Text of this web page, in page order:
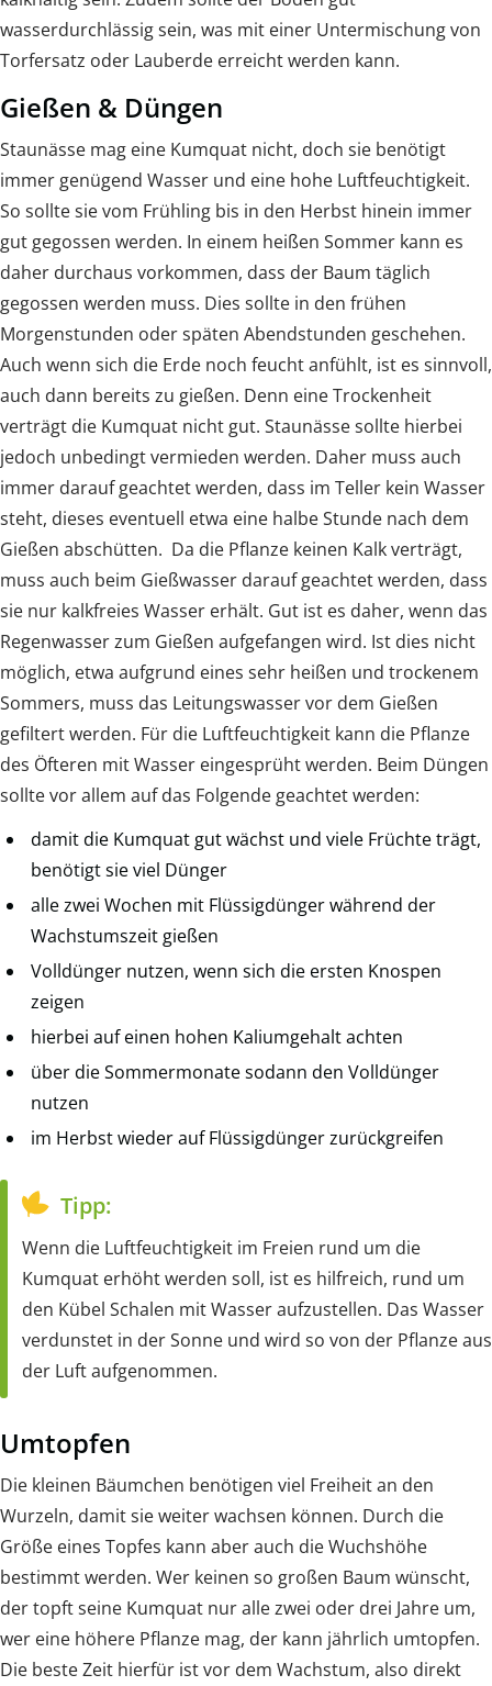
wasserdurchlässig sein, was mit einer Untermischung von
Torfersatz oder Lauberde erreicht werden kann.
Gießen & Düngen
Staunässe mag eine Kumquat nicht, doch sie benötigt
immer genügend Wasser und eine hohe Luftfeuchtigkeit.
So sollte sie vom Frühling bis in den Herbst hinein immer
gut gegossen werden. In einem heißen Sommer kann es
daher durchaus vorkommen, dass der Baum täglich
gegossen werden muss. Dies sollte in den frühen
Morgenstunden oder späten Abendstunden geschehen.
Auch wenn sich die Erde noch feucht anfühlt, ist es sinnvoll,
auch dann bereits zu gießen. Denn eine Trockenheit
verträgt die Kumquat nicht gut. Staunässe sollte hierbei
jedoch unbedingt vermieden werden. Daher muss auch
immer darauf geachtet werden, dass im Teller kein Wasser
steht, dieses eventuell etwa eine halbe Stunde nach dem
Gießen abschütten. Da die Pflanze keinen Kalk verträgt,
muss auch beim Gießwasser darauf geachtet werden, dass
sie nur kalkfreies Wasser erhält. Gut ist es daher, wenn das
Regenwasser zum Gießen aufgefangen wird. Ist dies nicht
möglich, etwa aufgrund eines sehr heißen und trockenem
Sommers, muss das Leitungswasser vor dem Gießen
gefiltert werden. Für die Luftfeuchtigkeit kann die Pflanze
des Öfteren mit Wasser eingesprüht werden. Beim Düngen
sollte vor allem auf das Folgende geachtet werden:
damit die Kumquat gut wächst und viele Früchte trägt,
benötigt sie viel Dünger
alle zwei Wochen mit Flüssigdünger während der
Wachstumszeit gießen
Volldünger nutzen, wenn sich die ersten Knospen
zeigen
hierbei auf einen hohen Kaliumgehalt achten
über die Sommermonate sodann den Volldünger
nutzen
im Herbst wieder auf Flüssigdünger zurückgreifen
Tipp:
Wenn die Luftfeuchtigkeit im Freien rund um die
Kumquat erhöht werden soll, ist es hilfreich, rund um
den Kübel Schalen mit Wasser aufzustellen. Das Wasser
verdunstet in der Sonne und wird so von der Pflanze aus
der Luft aufgenommen.
Umtopfen
Die kleinen Bäumchen benötigen viel Freiheit an den
Wurzeln, damit sie weiter wachsen können. Durch die
Größe eines Topfes kann aber auch die Wuchshöhe
bestimmt werden. Wer keinen so großen Baum wünscht,
der topft seine Kumquat nur alle zwei oder drei Jahre um,
wer eine höhere Pflanze mag, der kann jährlich umtopfen.
Die beste Zeit hierfür ist vor dem Wachstum, also direkt